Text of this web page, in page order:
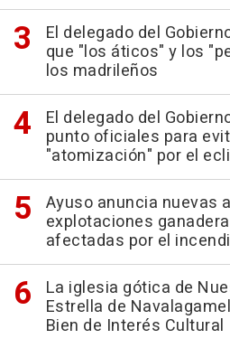
El delegado del
que "los áticos" y los
los madrileños
El delegado del
punto oficiales para
"atomización" por el
Ayuso anuncia nuevas
explotaciones
afectadas por el
La iglesia gótica de
Estrella de
Bien de Interés Cultural